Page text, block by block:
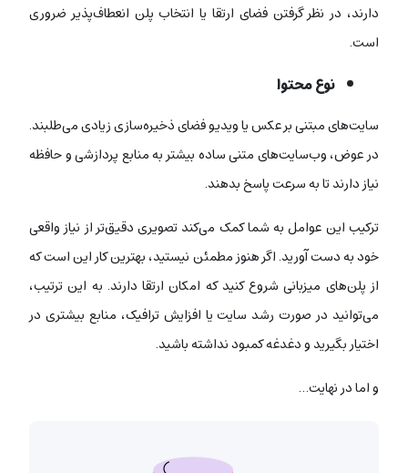
دارند، در نظر گرفتن فضای ارتقا یا انتخاب پلن انعطاف‌پذیر ضروری
است.
نوع محتوا
سایت‌های مبتنی بر عکس یا ویدیو فضای ذخیره‌سازی زیادی می‌طلبند.
در عوض، وب‌سایت‌های متنی ساده بیشتر به منابع پردازشی و حافظه
نیاز دارند تا به سرعت پاسخ بدهند.
ترکیب این عوامل به شما کمک می‌کند تصویری دقیق‌تر از نیاز واقعی
خود به دست آورید. اگر هنوز مطمئن نیستید، بهترین کار این است که
از پلن‌های میزبانی شروع کنید که امکان ارتقا دارند. به این ترتیب،
می‌توانید در صورت رشد سایت یا افزایش ترافیک، منابع بیشتری در
اختیار بگیرید و دغدغه کمبود نداشته باشید.
و اما در نهایت…